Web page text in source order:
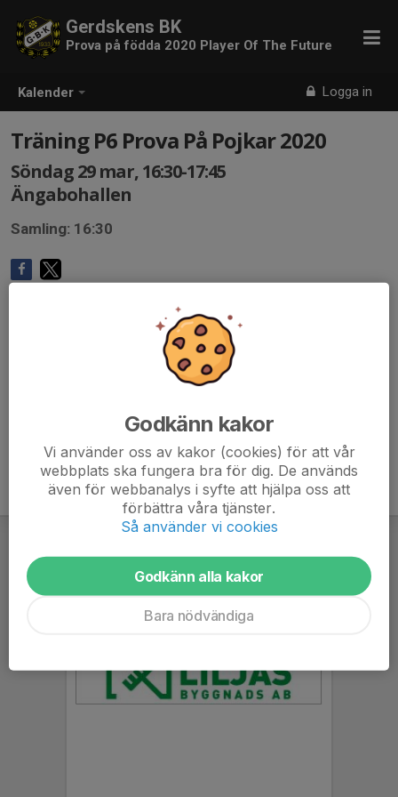
Kalender Logga in
Gerdskens BK
Prova på födda 2020 Player Of The Future
Träning P6 Prova På Pojkar 2020
Söndag 29 mar, 16:30-17:45
Ängabohallen
Samling: 16:30
Godkänn kakor
Vi använder oss av kakor (cookies) för att vår
webbplats ska fungera bra för dig. De används
även för webbanalys i syfte att hjälpa oss att
förbättra våra tjänster.
Så använder vi cookies
Godkänn alla kakor
Bara nödvändiga